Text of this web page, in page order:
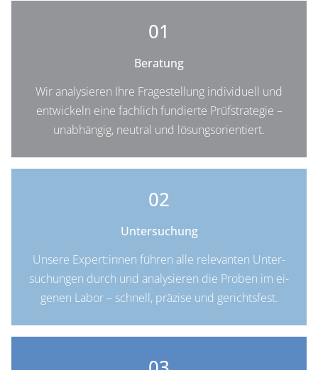
01
Beratung
Wir a­na­ly­sie­ren Ih­re Fra­ge­stel­lung in­di­vi­du­ell und
ent­wi­ckeln ei­ne fach­lich fun­dier­te Prüf­stra­te­gie –
un­ab­hän­gig, neu­tral und lösungsorientiert.
02
Untersuchung
Un­se­re Ex­pert:in­nen füh­ren al­le re­le­van­ten Un­ter­
su­chun­gen durch und analy­sie­ren die Pro­ben im ei­
ge­nen La­bor – schnell, prä­zi­se und gerichtsfest.